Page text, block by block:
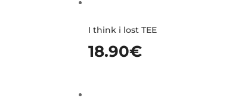
I think i lost TEE
18.90€